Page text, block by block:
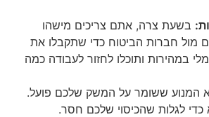
בשעת צרה, אתם צריכים מישהו
מול חברות הביטוח כדי שתקבלו את
במהירות ותוכלו לחזור לעבודה כמה
המנוע ששומר על המשק שלכם פועל.
לגלות שהכיסוי שלכם חסר.